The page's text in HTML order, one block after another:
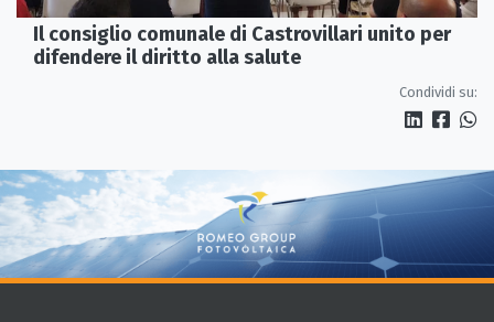
Il consiglio comunale di Castrovillari unito per
difendere il diritto alla salute
Condividi su: